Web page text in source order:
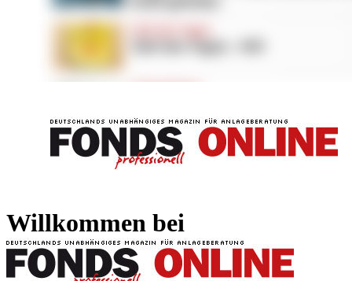
Willkommen bei